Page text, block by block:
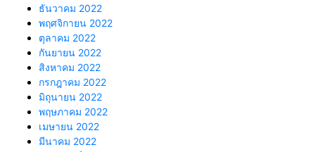
ธันวาคม 2022
พฤศจิกายน 2022
ตุลาคม 2022
กันยายน 2022
สิงหาคม 2022
กรกฎาคม 2022
มิถุนายน 2022
พฤษภาคม 2022
เมษายน 2022
มีนาคม 2022